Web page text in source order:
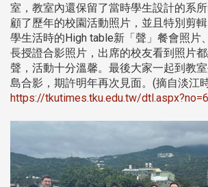
室，教室內還保留了當時學生設計的系
顧了歷年的校園活動照片，並且特別剪
學生活時的High table新「聲」餐會照片
長授證合影照片，出席的校友看到照片
聲，活動十分溫馨。最後大家一起到教
島合影，期許明年再次見面。(摘自淡江
https://tkutimes.tku.edu.tw/